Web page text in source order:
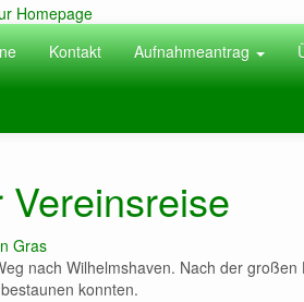
Kontakt Aufnahmeantrag
Vereinsreise
Gras
nach Wilhelmshaven. Nach der
konnten.